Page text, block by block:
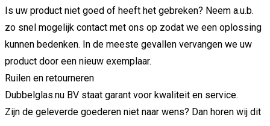
Is uw product niet goed of heeft het gebreken? Neem a.u.b.
zo snel mogelijk contact met ons op zodat we een oplossing
kunnen bedenken. In de meeste gevallen vervangen we uw
product door een nieuw exemplaar.
Ruilen en retourneren
Dubbelglas.nu BV staat garant voor kwaliteit en service.
Zijn de geleverde goederen niet naar wens? Dan horen wij dit